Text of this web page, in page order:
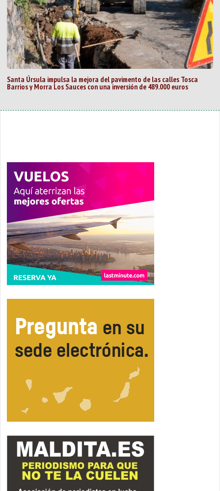
Santa Úrsula impulsa la mejora del pavimento de las calles Tosca
Barrios y Morra Los Sauces con una inversión de 489.000 euros